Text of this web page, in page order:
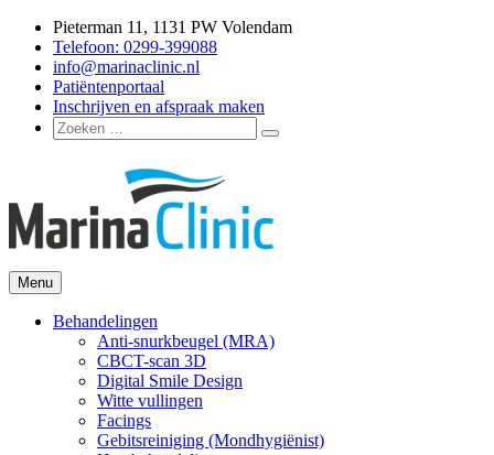
naar
inhoud
Pieterman 11, 1131 PW Volendam
Telefoon: 0299-399088
info@marinaclinic.nl
Patiëntenportaal
Inschrijven en afspraak maken
Zoeken
naar:
Zoeken
Marina Clinic
Omdat u goed in uw vel mag zitten.
Menu
Behandelingen
Anti-snurkbeugel (MRA)
CBCT-scan 3D
Digital Smile Design
Witte vullingen
Facings
Gebitsreiniging (Mondhygiënist)